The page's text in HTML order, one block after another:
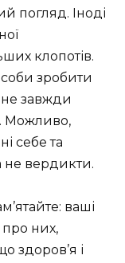
погляд. Іноді
клопотів.
зробити
завжди
Можливо,
себе та
не вердикти.
ваші
них,
здоров’я і